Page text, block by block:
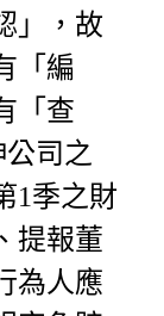
」，故
「編
「查
司之
1季之財
提報董
為人應